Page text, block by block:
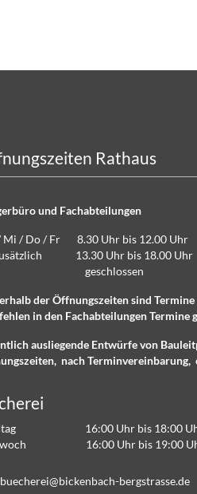
Rathaus
und Fachabteilungen
Mi / Do / Fr 8.30 Uhr bis 12.00 Uhr
13.30 Uhr bis 18.00 Uhr
geschlossen
der Öffnungszeiten sind
in den Fachabteilungen
ausliegende Entwürfe von
nach Terminvereinbarung,
16:00 Uhr bis 18:00
16:00 Uhr bis 19:00
b ch r b ck nb ch-b rgstr ss d